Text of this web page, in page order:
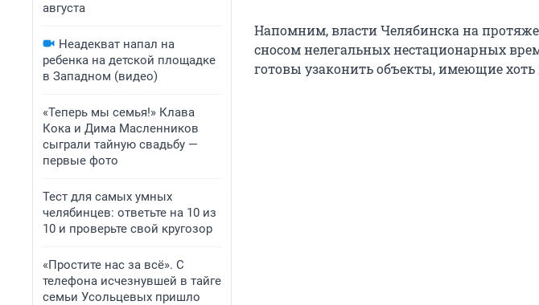
августа
Неадекват напал на
ребенка на детской площадке
в Западном (видео)
«Теперь мы семья!» Клава
Кока и Дима Масленников
сыграли тайную свадьбу —
первые фото
Тест для самых умных
челябинцев: ответьте на 10 из
10 и проверьте свой кругозор
«Простите нас за всё». С
телефона исчезнувшей в тайге
семьи Усольцевых пришло
Напомним, власти Челябинска на
сносом нелегальных нестационарных
готовы узаконить объекты, имеющие